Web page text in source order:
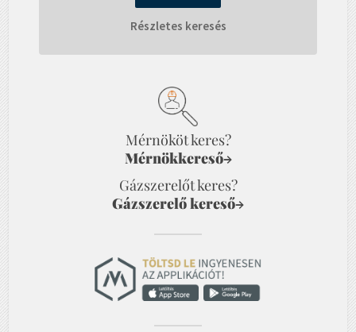
Részletes keresés
Mérnököt keres?
Mérnökkereső→
Gázszerelőt keres?
Gázszerelő kereső→